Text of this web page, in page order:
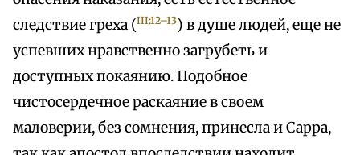
следствие греха (III:12–13) в душе людей, еще не
успевших нравственно загрубеть и
доступных покаянию. Подобное
чистосердечное раскаяние в своем
маловерии, без сомнения, принесла и Сарра,